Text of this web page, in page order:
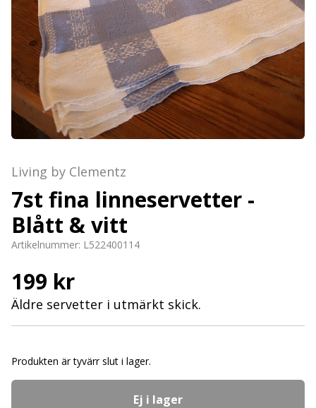
Living by Clementz
7st fina linneservetter -
Blått & vitt
Artikelnummer: L522400114
199 kr
Äldre servetter i utmärkt skick.
Produkten är tyvärr slut i lager.
Ej i lager